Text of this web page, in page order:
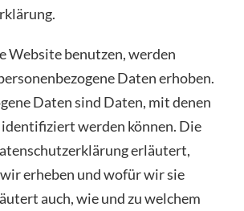
Website benutzen, werden
Daten erhoben.
Daten sind Daten, mit denen
werden können. Die
erläutert,
erheben und wofür wir sie
auch, wie und zu welchem